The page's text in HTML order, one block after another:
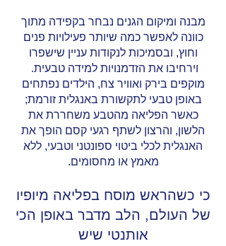
מבנה ומיקום הגנים נבחר בקפידה מתוך
כוונה לאפשר כמה שיותר פעילויות פנים
וחוץ, ובסמיכות לנקודות עניין שישפרו
וירחיבו את הזדמנויות למידה טבעית.
מוקפים בירק ואוויר צח, הילדים נפתחים
באופן טבעי לתקשורת באנגלית זורמת;
כאשר הפליאה מהטבע משחררת את
הלשון, והרצון לשתף רגעי קסם הופך את
האנגלית לכלי ביטוי ספונטני וטבעי, ללא
מאמץ או מחסומים.
כי כשהראש מוסח בפליאה מיופיו
של העולם, הלב מדבר באופן הכי
אותנטי שיש